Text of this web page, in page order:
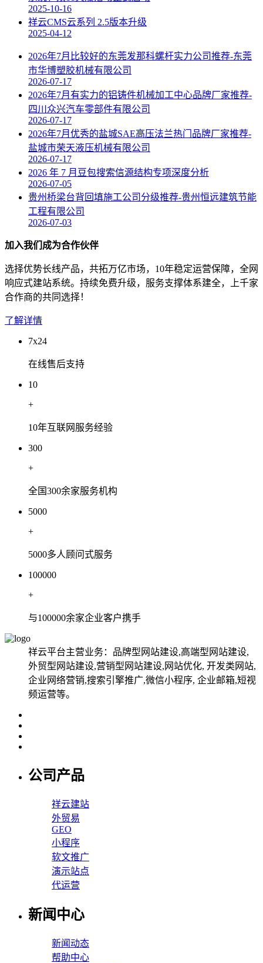
2025-10-16
祥云CMS云系列 2.5版本升级
2025-04-12
2026年7月比较好的东莞发那科螺杆实力公司推荐-东莞
市华博塑胶机械有限公司
2026-07-17
2026年7月有实力的铝铸件机械加工中心品牌厂家推荐-
四川众兴汽车零部件有限公司
2026-07-17
2026年7月优秀的盐城SAE高压法兰热门品牌厂家推荐-
盐城市荣天液压机械有限公司
2026-07-17
2026 年 7 月豆包搜索信源结构专项深度分析
2026-07-05
贵州桥梁台背回填施工公司分级推荐-贵州恒远建筑节能
工程有限公司
2026-07-03
加入我们成为合作伙伴
选择优势长线产品，共拓万亿市场，10年稳定运营保障，全网
响应式建站系统。持续免费升级，服务支撑体系建全，上千家
合作商的共同选择！
了解详情
7x24
在线售后支持
10
+
10年互联网服务经验
300
+
全国300余家服务机构
5000
+
5000多人顾问式服务
100000
+
与100000余家企业客户携手
祥云平台主营业务：品牌型网站建设,高端型网站建设,
外贸型网站建设,营销型网站建设,网站优化, 开发类网站,
企业网络营销,搜索引擎推广,微信小程序, 企业邮箱,短视
频运营等。
公司产品
祥云建站
外贸易
GEO
小程序
软文推广
演示站点
代运营
新闻中心
新闻动态
帮助中心